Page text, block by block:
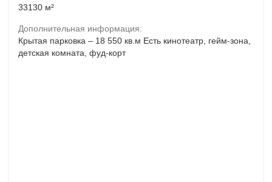
33130 м²
Дополнительная информация:
Крытая парковка – 18 550 кв.м Есть кинотеатр, гейм-зона,
детская комната, фуд-корт